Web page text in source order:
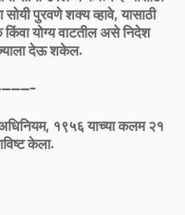
पुरवणे शक्य व्हावे, यासाठी
योग्य वाटतील असे निदेश
देऊ शकेल.
१९५६ याच्या कलम २१
केला.